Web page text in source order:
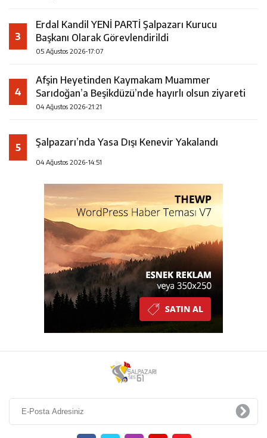
3
Erdal Kandil YENİ PARTİ Şalpazarı Kurucu
Başkanı Olarak Görevlendirildi
05 Ağustos 2026-17:07
4
Afşin Heyetinden Kaymakam Muammer
Sarıdoğan’a Beşikdüzü’nde hayırlı olsun ziyareti
04 Ağustos 2026-21:21
5 Şalpazarı’nda Yasa Dışı Kenevir Yakalandı
04 Ağustos 2026-14:51